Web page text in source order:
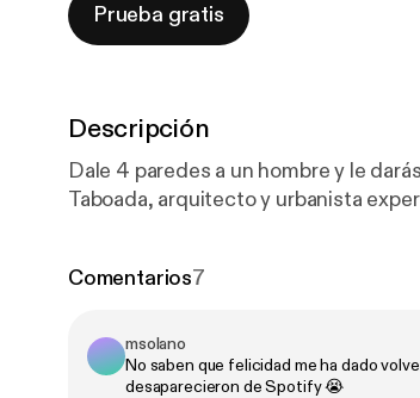
Prueba gratis
Descripción
Dale 4 paredes a un hombre y le
Taboada, arquitecto y urbanista
Comentarios7
msolano
No saben que felicidad me ha dado
desaparecieron de Spotify 😭